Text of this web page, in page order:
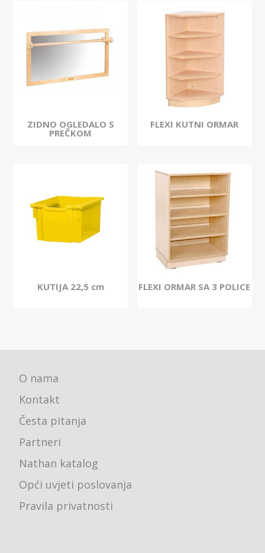
ZIDNO OGLEDALO S
PREČKOM
FLEXI KUTNI ORMAR
KUTIJA 22,5 cm FLEXI ORMAR SA 3 POLICE
O nama
Kontakt
Česta pitanja
Partneri
Nathan katalog
Opći uvjeti poslovanja
Pravila privatnosti